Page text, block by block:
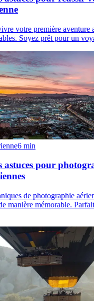
votre première aventure
Soyez prêt pour un
6 min
astuces pour
de photographie
manière mémorable.